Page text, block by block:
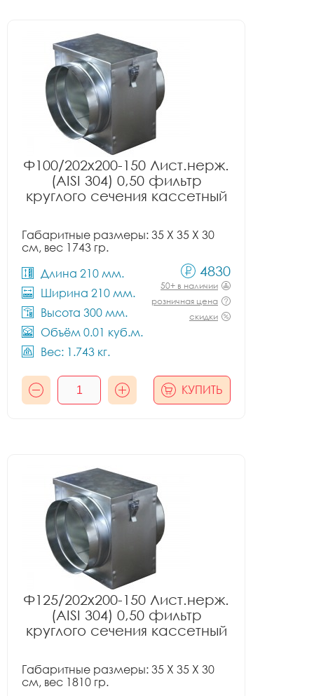
Ф100/202x200-150 Лист.нерж.
(AISI 304) 0,50 фильтр
круглого сечения кассетный
Габаритные размеры: 35 X 35 X 30
см, вес 1743 гр.
Длина 210 мм.
Ширина 210 мм.
Высота 300 мм.
Объём 0.01 куб.м.
Вес: 1.743 кг.
4830
50+ в наличии
розничная цена
скидки
КУПИТЬ
Ф125/202x200-150 Лист.нерж.
(AISI 304) 0,50 фильтр
круглого сечения кассетный
Габаритные размеры: 35 X 35 X 30
см, вес 1810 гр.